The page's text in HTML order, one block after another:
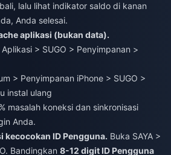
lalu lihat indikator saldo di kanan
Anda selesai.
aplikasi (bukan data).
> SUGO > Penyimpanan >
> Penyimpanan iPhone > SUGO >
instal ulang
masalah koneksi dan sinkronisasi
Anda.
ID Pengguna. Buka SAYA >
Bandingkan 8-12 digit ID Pengguna